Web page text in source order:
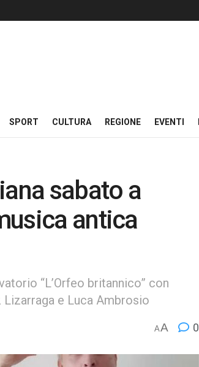
SPORT CULTURA REGIONE EVENTI
sabato a
antica
“L’Orfeo britannico” con
e Luca Ambrosio
AA 0